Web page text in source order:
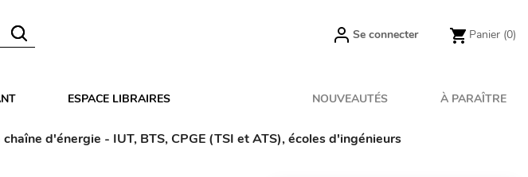
Se connecter Panier (0)
ESPACE LIBRAIRES NOUVEAUTÉS À PARAÎTRE
d'énergie - IUT, BTS, CPGE (TSI et ATS), écoles d'ingénieurs